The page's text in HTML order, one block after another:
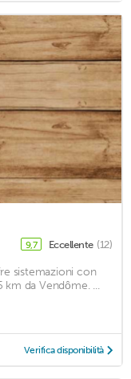
9,7 Eccellente (12)
sistemazioni con
km da Vendôme. ...
Verifica disponibilità